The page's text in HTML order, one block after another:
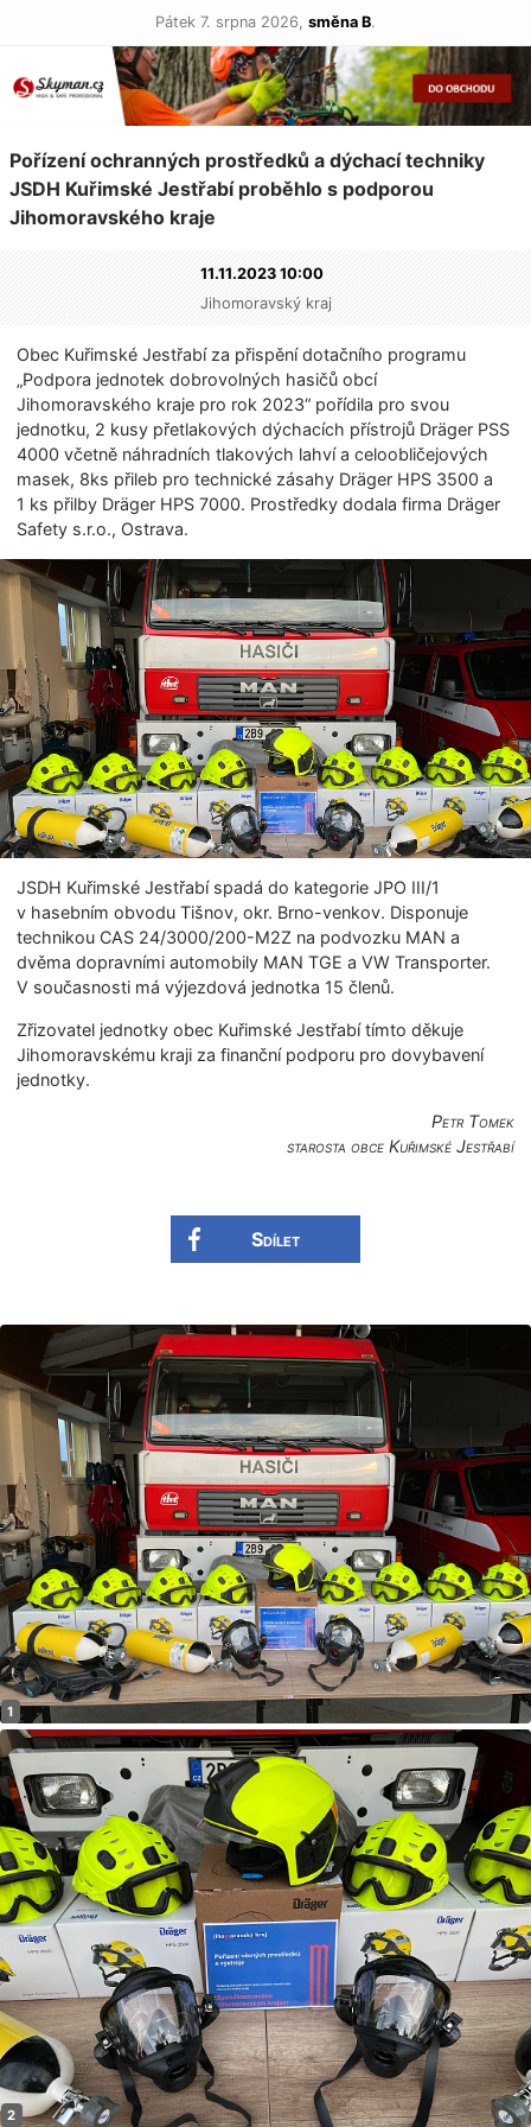
Pátek 7. srpna 2026, směna B.
Pořízení ochranných prostředků a dýchací techniky
JSDH Kuřimské Jestřabí proběhlo s podporou
Jihomoravského kra­je
11.11.2023 10:00
Jihomoravský kraj
Obec Kuřimské Jestřabí za přispění dotačního programu
„Podpora jednotek dobrovolných hasičů obcí
Jihomoravského kraje pro rok 2023“ pořídila pro svou
jednotku, 2 kusy přetlakových dýchacích přístrojů Dräger PSS
4000 včetně náhradních tlakových lahví a celoobličejových
masek, 8ks přileb pro technické zásahy Dräger HPS 3500 a
1 ks přilby Dräger HPS 7000. Prostředky dodala firma Dräger
Safety s.r.o., Ostrava.
JSDH Kuřimské Jestřabí spadá do kategorie JPO III/1
v hasebním obvodu Tišnov, okr. Brno-venkov. Disponuje
technikou CAS 24/3000/200-M2Z na podvozku MAN a
dvěma dopravními automobily MAN TGE a VW Transporter.
V současnosti má výjezdová jednotka 15 členů.
Zřizovatel jednotky obec Kuřimské Jestřabí tímto děkuje
Jihomoravskému kraji za finanční podporu pro dovybavení
jednotky.
Petr Tomek
starosta obce Kuřimské Jestřabí
Sdílet